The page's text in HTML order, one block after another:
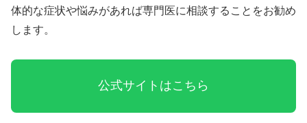
体的な症状や悩みがあれば専門医に相談することをお勧め
します。
公式サイトはこちら